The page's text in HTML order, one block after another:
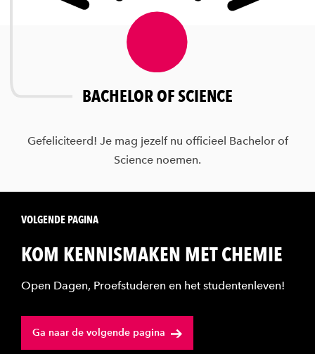
BACHELOR OF SCIENCE
Gefeliciteerd! Je mag jezelf nu officieel Bachelor of
Science noemen.
VOLGENDE PAGINA
KOM KENNISMAKEN MET CHEMIE
Open Dagen, Proefstuderen en het studentenleven!
Ga naar de volgende pagina